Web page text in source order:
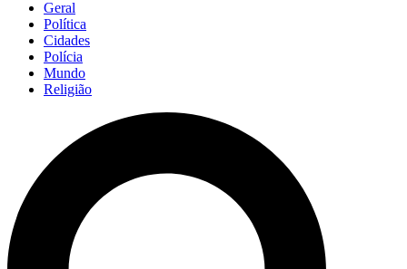
Geral
Política
Cidades
Polícia
Mundo
Religião